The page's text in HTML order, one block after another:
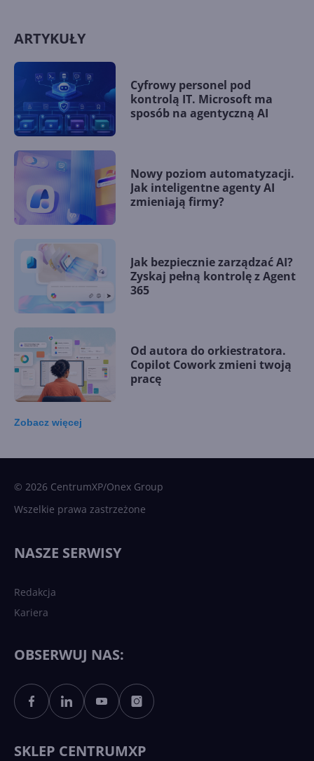
ARTYKUŁY
Cyfrowy personel pod
kontrolą IT. Microsoft ma
sposób na agentyczną AI
Nowy poziom automatyzacji.
Jak inteligentne agenty AI
zmieniają firmy?
Jak bezpiecznie zarządzać AI?
Zyskaj pełną kontrolę z Agent
365
Od autora do orkiestratora.
Copilot Cowork zmieni twoją
pracę
Sztuczna inteligencja po
polsku. Dość barier
Zobacz więcej
© 2026 CentrumXP/Onex Group
Wszelkie prawa zastrzeżone
NASZE SERWISY
Redakcja
Kariera
OBSERWUJ NAS:
SKLEP CENTRUMXP